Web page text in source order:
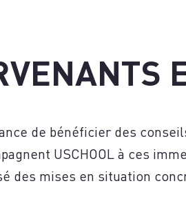
de bénéficier des
USCHOOL à ces
des mises en situation